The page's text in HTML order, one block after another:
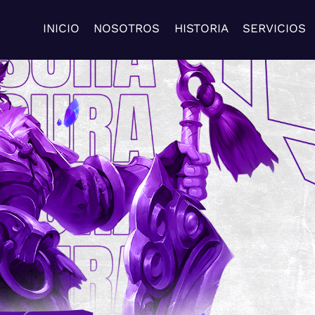
INICIO NOSOTROS HISTORIA SERVICIOS